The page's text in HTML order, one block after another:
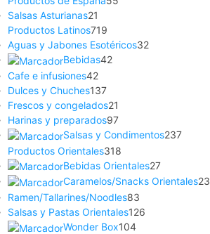
Salsas Asturianas21
Productos Latinos719
Aguas y Jabones Esotéricos32
Bebidas42
Cafe e infusiones42
Dulces y Chuches137
Frescos y congelados21
Harinas y preparados97
Salsas y Condimentos237
Productos Orientales318
Bebidas Orientales27
Caramelos/Snacks Orientales23
Ramen/Tallarines/Noodles83
Salsas y Pastas Orientales126
Wonder Box104